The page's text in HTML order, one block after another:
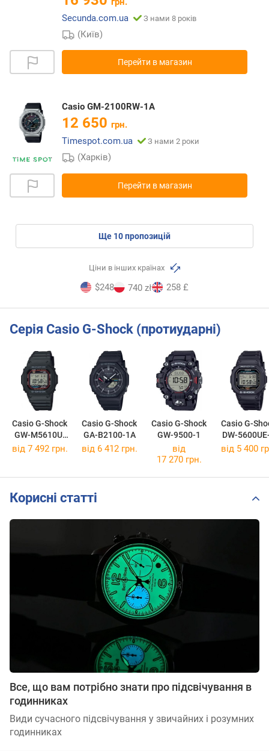
Secunda.com.ua
З нами 8 років
(Київ)
Перейти в магазин
Casio GM-2100RW-1A
12 650 грн.
Timespot.com.ua
З нами 2 роки
(Харків)
Перейти в магазин
ще 10пропозицій
Ціни в інших країнах
$248 740 zł 258 £
Серія Casio G-Shock (протиударні)
Casio G-Shock
GW-M5610U-
1E
Casio G-Shock
GA-B2100-1A
Casio G-Shock
GW-9500-1
Casio G-
DW-
від 7 492 грн. від 6 412 грн.
від
17 270 грн.
від 5 400
Корисні статті
Все, що вам потрібно знати про підсвічування в
годинниках
Види сучасного підсвічування у звичайних і розумних
годинниках